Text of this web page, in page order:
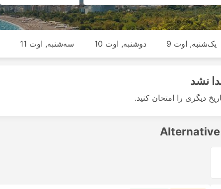
یک‌شنبه, اوت 9 دوشنبه, اوت 10 سه‌شنبه, اوت 11
دیگری را امتحان کنید.